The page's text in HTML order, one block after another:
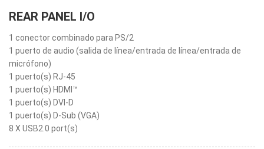
REAR PANEL I/O
1 conector combinado para PS/2
1 puerto de audio (salida de línea/entrada de línea/entrada de
micrófono)
1 puerto(s) RJ-45
1 puerto(s) HDMI™
1 puerto(s) DVI-D
1 puerto(s) D-Sub (VGA)
8 X USB2.0 port(s)